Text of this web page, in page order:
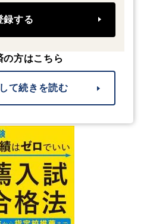
録する
の方はこちら
て続きを読む